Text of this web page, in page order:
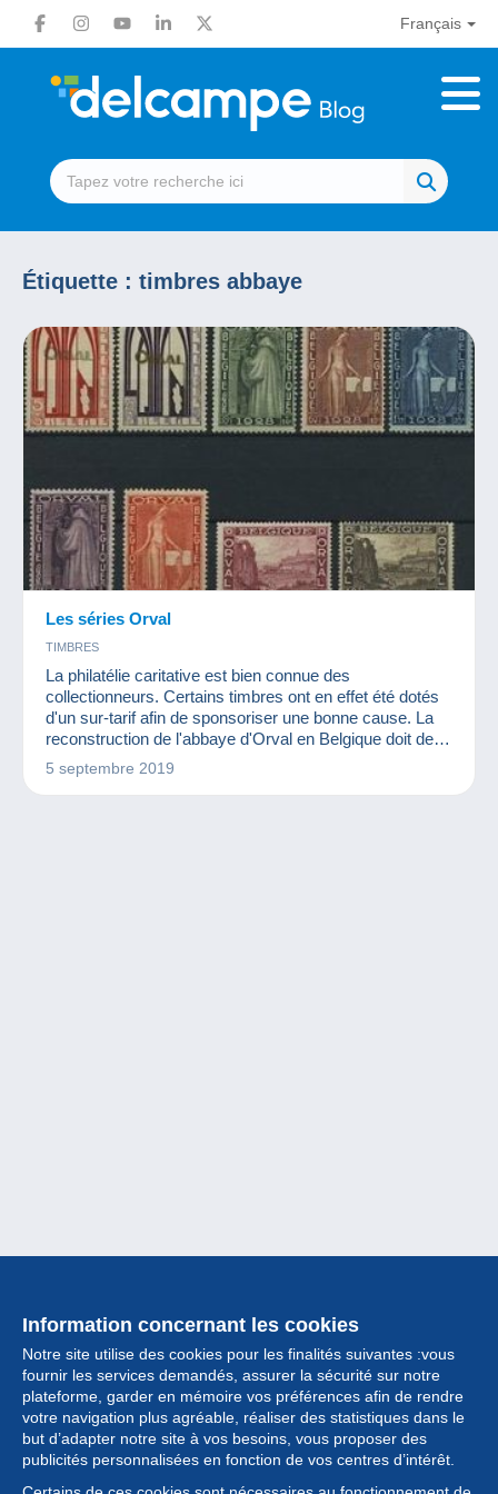
Français
Étiquette : timbres abbaye
Les séries Orval
TIMBRES
La philatélie caritative est bien connue des
collectionneurs. Certains timbres ont en effet été dotés
d'un sur-tarif afin de sponsoriser une bonne cause. La
reconstruction de l'abbaye d'Orval en Belgique doit de
ce fait beaucoup à la philatélie.
5 septembre 2019
Information concernant les cookies
Notre site utilise des cookies pour les finalités suivantes :vous
fournir les services demandés, assurer la sécurité sur notre
plateforme, garder en mémoire vos préférences afin de rendre
votre navigation plus agréable, réaliser des statistiques dans le
but d’adapter notre site à vos besoins, vous proposer des
publicités personnalisées en fonction de vos centres d’intérêt.
Collection